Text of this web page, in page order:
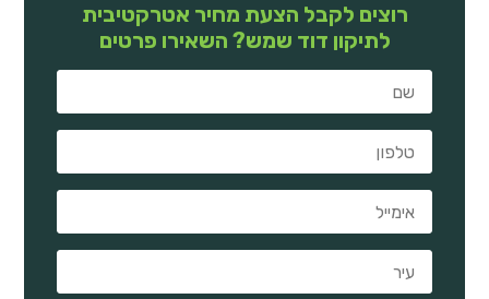
רוצים לקבל הצעת מחיר אטרקטיבית
לתיקון דוד שמש? השאירו פרטים